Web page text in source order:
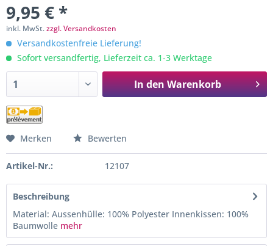
9,95 € *
inkl. MwSt.zzgl. Versandkosten
Versandkostenfreie Lieferung!
Sofort versandfertig, Lieferzeit ca. 1-3 Werktage
In denWarenkorb
Merken Bewerten
Artikel-Nr.: 12107
Beschreibung
Material: Aussenhülle: 100% Polyester Innenkissen: 100%
Baumwolle mehr